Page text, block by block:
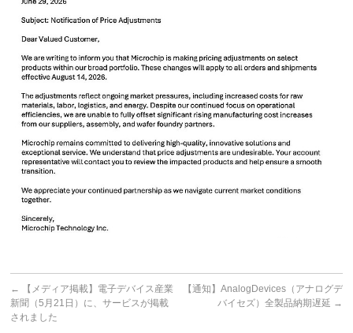
←
【メディア掲載】電子デバイス産業
新聞（5月21日）に、サービスが掲載
されました
【通知】AnalogDevices（アナログデ
バイセズ）全製品納期遅延 →